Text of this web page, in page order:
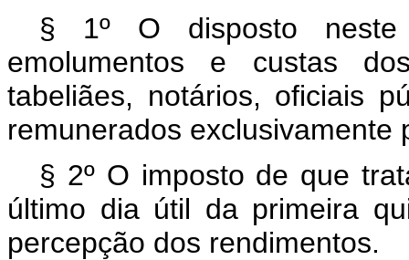
§ 1º O disposto
emolumentos e custas
tabeliães, notários, oficiais
remunerados exclusivamente
§ 2º O imposto de que
último dia útil da primeira
percepção dos rendimentos.